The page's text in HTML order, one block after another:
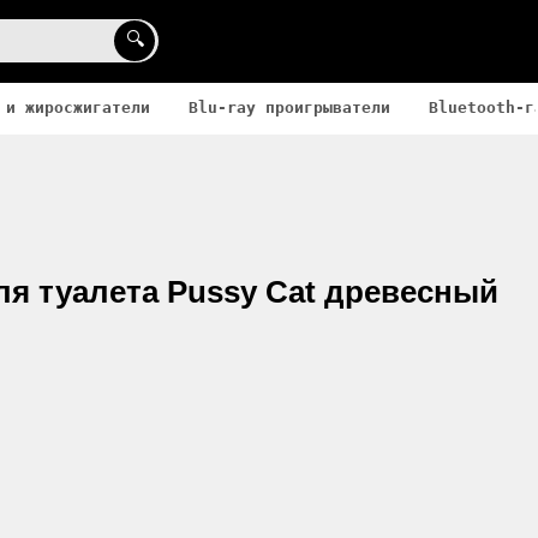
🔍
жиросжигатели Blu-ray проигрыватели Bluetooth-
туалета Pussy Cat древесный